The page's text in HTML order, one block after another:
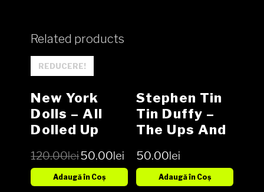
Related products
REDUCERE!
New York
Dolls – All
Dolled Up
Vinyl LP
120.00lei50.00lei
Adaugă în Coș
Stephen Tin
Tin Duffy ‎–
The Ups And
LP, Media VG,
Cover G (SH)
50.00lei
Adaugă în Coș